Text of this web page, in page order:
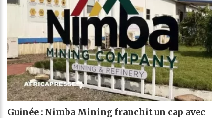
Guinée : Nimba Mining franchit un cap avec